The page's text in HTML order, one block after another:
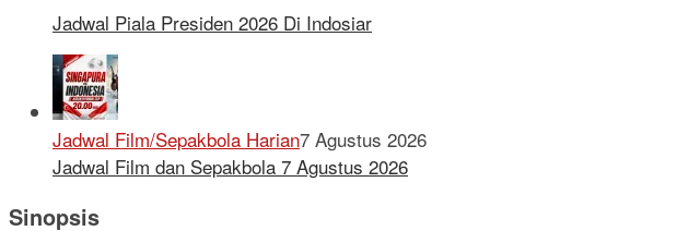
Jadwal Piala Presiden 2026 Di Indosiar
Jadwal Film/Sepakbola Harian7 Agustus 2026
Jadwal Film dan Sepakbola 7 Agustus 2026
Sinopsis